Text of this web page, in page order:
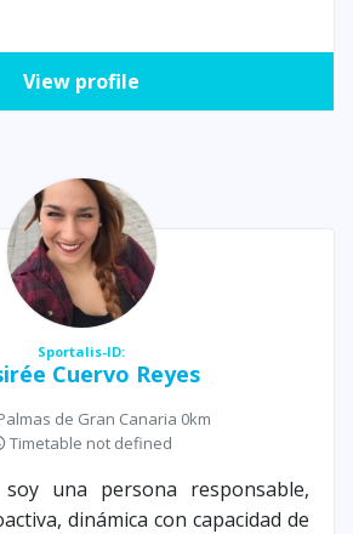
View profile
Sportalis-ID:
Cuervo Reyes
de Gran Canaria 0km
Timetable not defined
una persona responsable,
dinámica con capacidad de